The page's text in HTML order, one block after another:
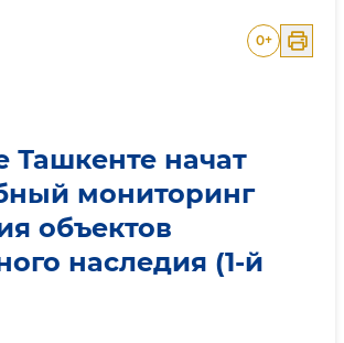
0+
Ташкенте начат
мониторинг
объектов
наследия (1-й